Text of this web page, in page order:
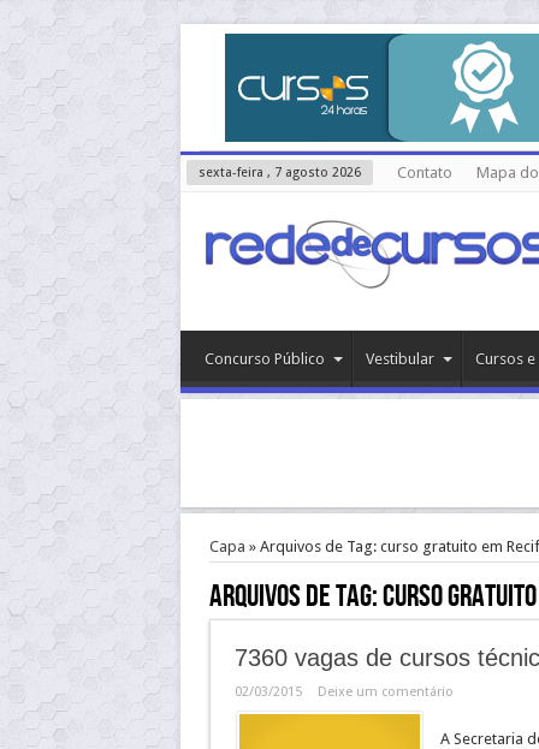
sexta-feira , 7 agosto 2026 Contato Mapa
Concurso Público Vestibular Cursos
Capa » Arquivos de Tag: curso gratuito em
Arquivos de Tag:curso gratuito
7360 vagas de cursos
02/03/2015 Deixe um comentário
A Secretaria